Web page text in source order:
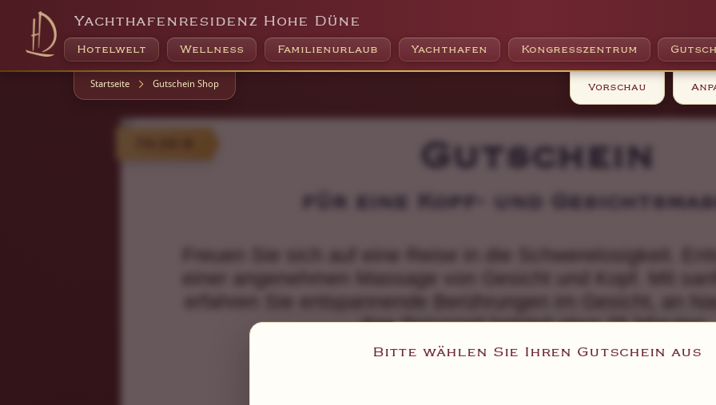
Yachthafenresidenz Hohe Düne
Hotelwelt Wellness Familienurlaub Yachthafen Kongresszentrum
Vorschau
Startseite Gutschein Shop
Bitte wählen Sie Ihren Gutschein aus
Gutschein
für eine Kopf- und
einer angenehmen Massage von Gesicht und Kopf. Mit
erfahren Sie entspannende Berührungen im Gesicht, an
Ihre Reisezeit beträgt etwa 25 Minuten.